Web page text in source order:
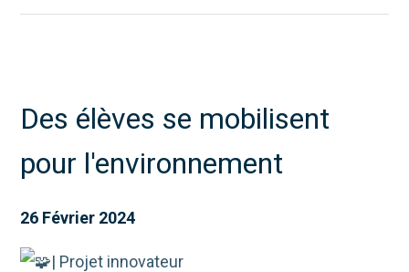
Des élèves se mobilisent
pour l'environnement
26 Février 2024
| Projet innovateur